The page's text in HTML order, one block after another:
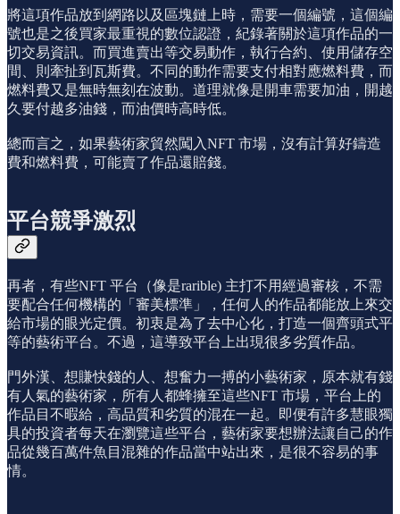
將這項作品放到網路以及區塊鏈上時，需要一個編號，這個編
號也是之後買家最重視的數位認證，紀錄著關於這項作品的一
切交易資訊。而買進賣出等交易動作，執行合約、使用儲存空
間、則牽扯到瓦斯費。不同的動作需要支付相對應燃料費，而
燃料費又是無時無刻在波動。道理就像是開車需要加油，開越
久要付越多油錢，而油價時高時低。
總而言之，如果藝術家貿然闖入NFT 市場，沒有計算好鑄造
費和燃料費，可能賣了作品還賠錢。
平台競爭激烈
再者，有些NFT 平台（像是rarible) 主打不用經過審核，不需
要配合任何機構的「審美標準」，任何人的作品都能放上來交
給市場的眼光定價。初衷是為了去中心化，打造一個齊頭式平
等的藝術平台。不過，這導致平台上出現很多劣質作品。
門外漢、想賺快錢的人、想奮力一搏的小藝術家，原本就有錢
有人氣的藝術家，所有人都蜂擁至這些NFT 市場，平台上的
作品目不暇給，高品質和劣質的混在一起。即便有許多慧眼獨
具的投資者每天在瀏覽這些平台，藝術家要想辦法讓自己的作
品從幾百萬件魚目混雜的作品當中站出來，是很不容易的事
情。